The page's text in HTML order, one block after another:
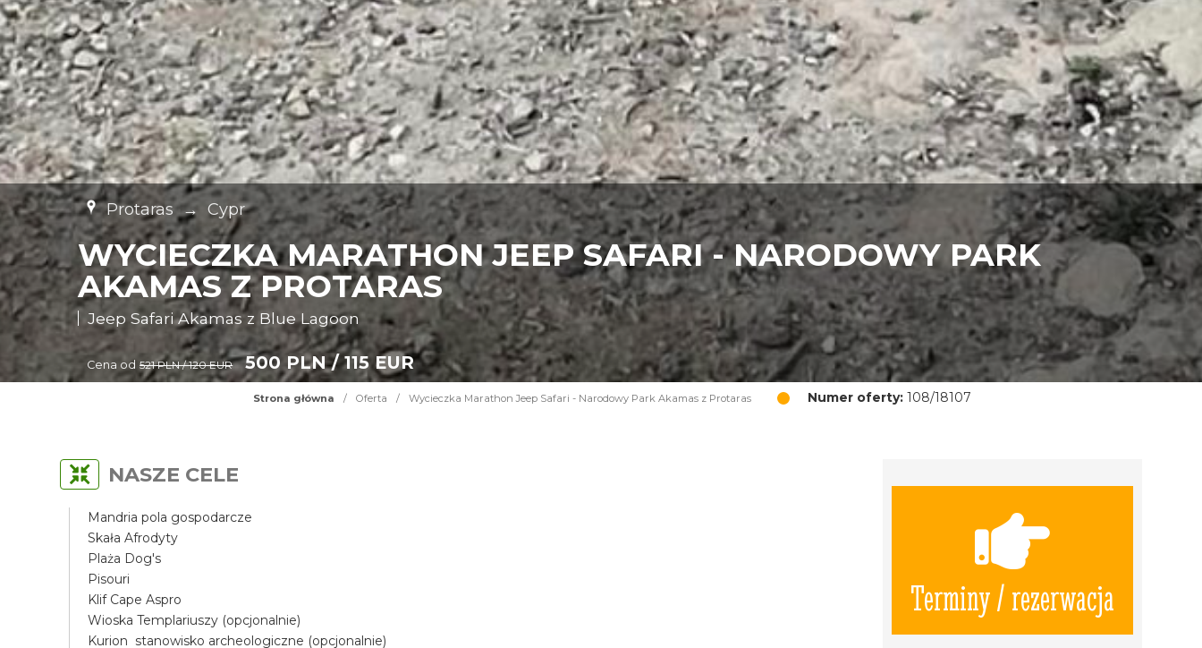
Protaras → Cypr
WYCIECZKA MARATHON JEEP SAFARI - NARODOWY PARK
AKAMAS Z PROTARAS
Jeep Safari Akamas z Blue Lagoon
Cena od 521 PLN / 120 EUR 500 PLN / 115 EUR
Strona główna / Oferta / Wycieczka Marathon Jeep Safari - Narodowy Park Akamas z Protaras Numer oferty: 108/18107
Terminy / rezerwacja
NASZE CELE
Mandria pola gospodarcze
Skała Afrodyty
Plaża Dog's
Pisouri
Klif Cape Aspro
Wioska Templariuszy (opcjonalnie)
Kurion stanowisko archeologiczne (opcjonalnie)